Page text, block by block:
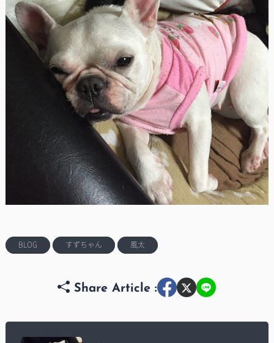
BLOG すずちゃん 風太
Share Article :